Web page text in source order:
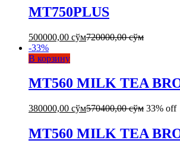
MT750PLUS
500000,00 сўм720000,00сўм
-33%
В корзину
MT560 MILK TEA
380000,00 сўм570400,00сўм 33% off
MT560 MILK TEA